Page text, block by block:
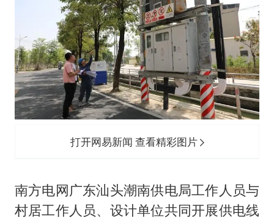
打开网易新闻 查看精彩图片
南方电网广东汕头潮南供电局工作人员与
村居工作人员、设计单位共同开展供电线